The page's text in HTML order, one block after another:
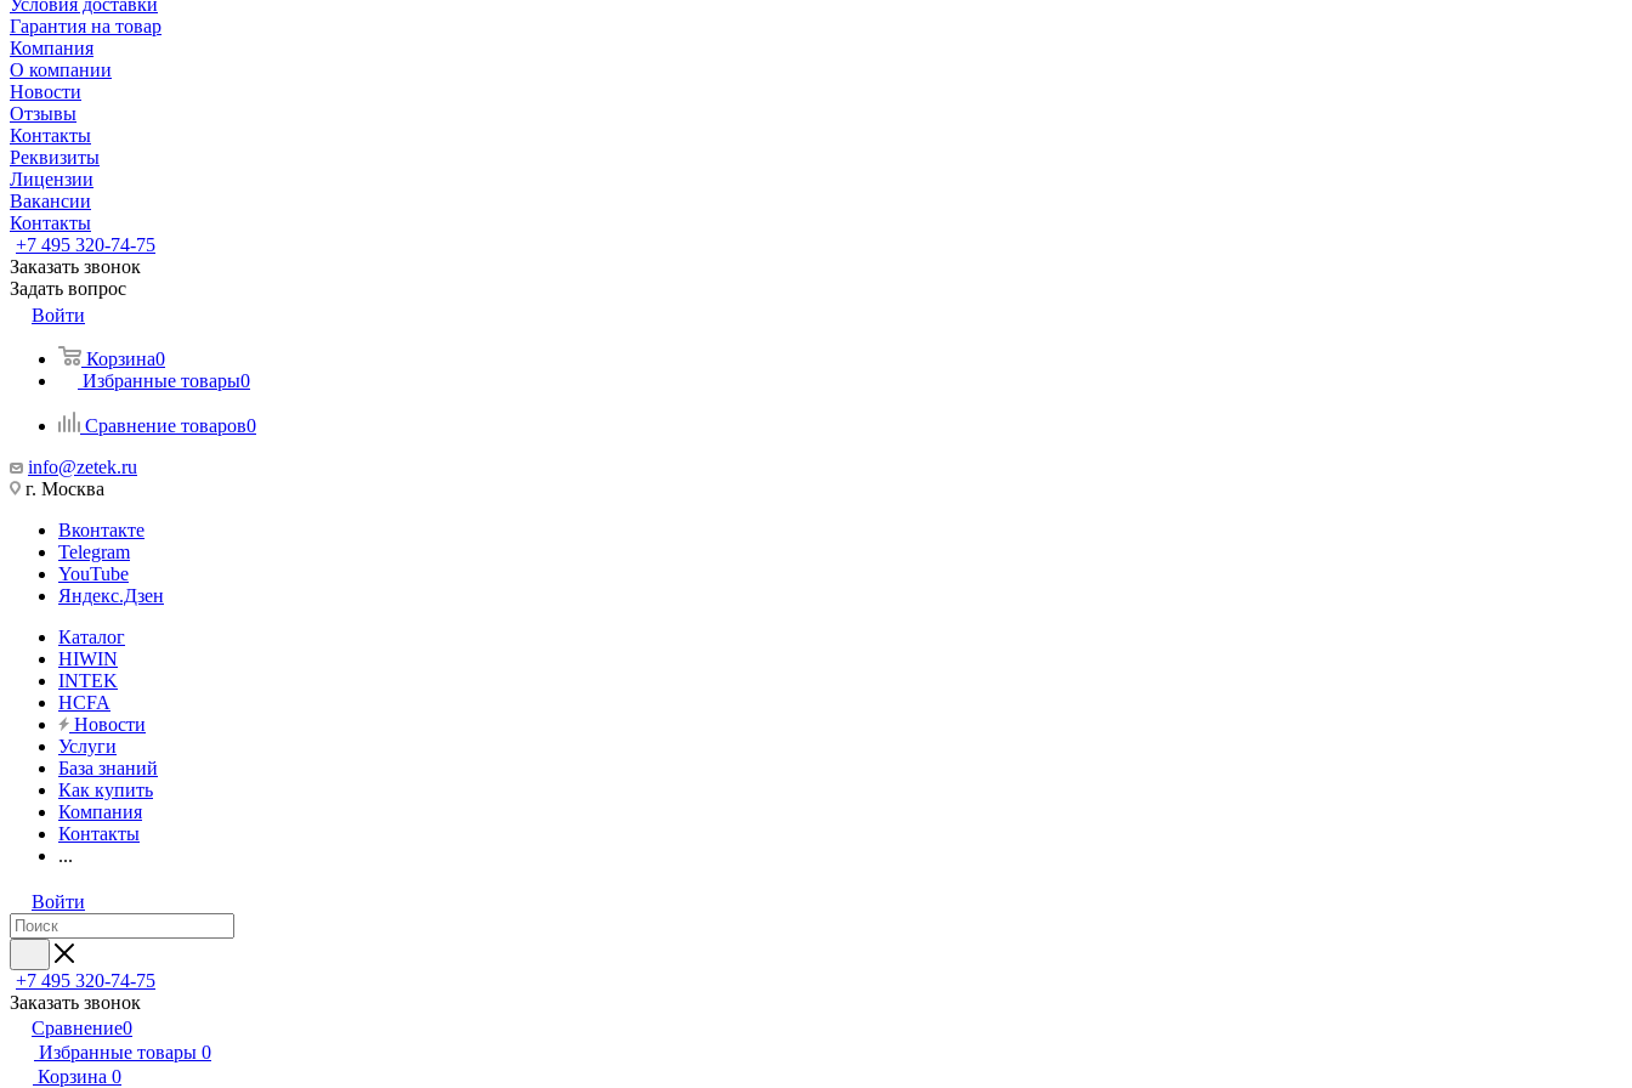
Условия доставки
Гарантия на товар
Компания
О компании
Новости
Отзывы
Контакты
Реквизиты
Лицензии
Вакансии
Контакты
+7 495 320-74-75
Заказать звонок
Задать вопрос
Войти
Корзина0
Избранные товары0
Сравнение товаров0
info@zetek.ru
г. Москва
Вконтакте
Telegram
YouTube
Яндекс.Дзен
Каталог
HIWIN
INTEK
HCFA
Новости
Услуги
База знаний
Как купить
Компания
Контакты
...
Войти
+7 495 320-74-75
Заказать звонок
Сравнение0
Избранные товары 0
Корзина 0